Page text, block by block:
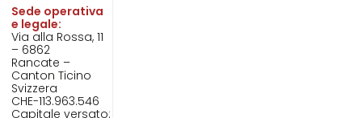
Sede operativa
e legale:
Via alla Rossa, 11
– 6862
Rancate –
Canton Ticino
Svizzera
CHE-113.963.546
Capitale versato: